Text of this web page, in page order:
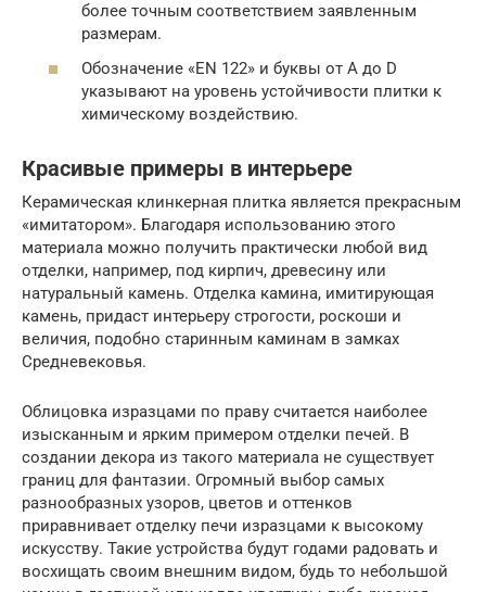
более точным соответствием заявленным
размерам.
Обозначение «EN 122» и буквы от А до D
указывают на уровень устойчивости плитки к
химическому воздействию.
Красивые примеры в интерьере
Керамическая клинкерная плитка является прекрасным
«имитатором». Благодаря использованию этого
материала можно получить практически любой вид
отделки, например, под кирпич, древесину или
натуральный камень. Отделка камина, имитирующая
камень, придаст интерьеру строгости, роскоши и
величия, подобно старинным каминам в замках
Средневековья.
Облицовка изразцами по праву считается наиболее
изысканным и ярким примером отделки печей. В
создании декора из такого материала не существует
границ для фантазии. Огромный выбор самых
разнообразных узоров, цветов и оттенков
приравнивает отделку печи изразцами к высокому
искусству. Такие устройства будут годами радовать и
восхищать своим внешним видом, будь то небольшой